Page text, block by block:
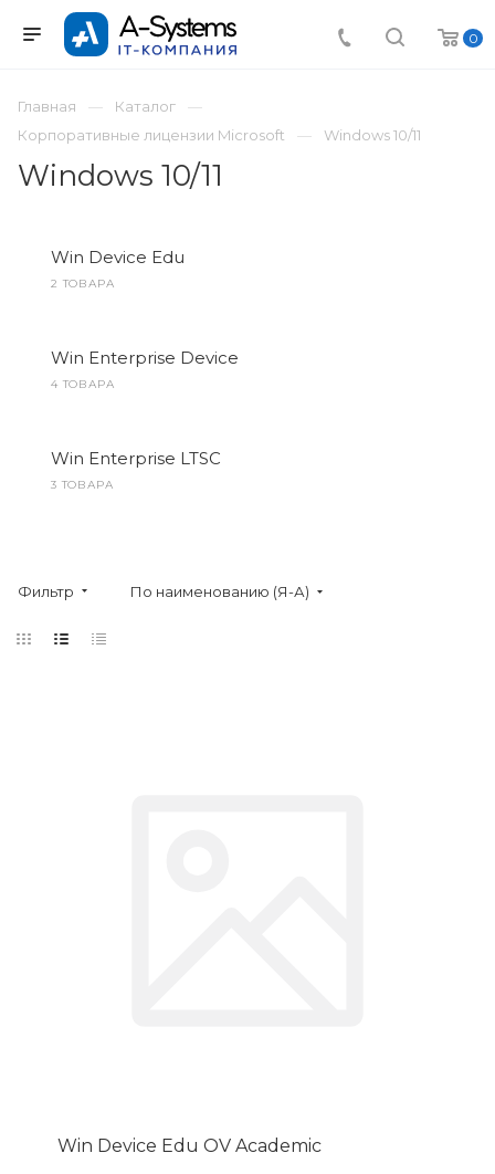
0
Главная
Каталог
Корпоративные лицензии Microsoft
Windows 10/11
Windows 10/11
Win Device Edu
2 ТОВАРА
Win Enterprise Device
4 ТОВАРА
Win Enterprise LTSC
3 ТОВАРА
Фильтр По наименованию (Я-А)
Win Device Edu OV Academic